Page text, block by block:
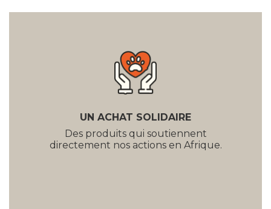
UN ACHAT SOLIDAIRE
Des produits qui soutiennent
directement nos actions en Afrique.